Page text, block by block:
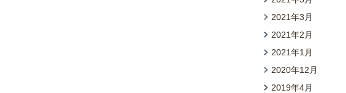
2021年3月
2021年2月
2021年1月
2020年12月
2019年4月